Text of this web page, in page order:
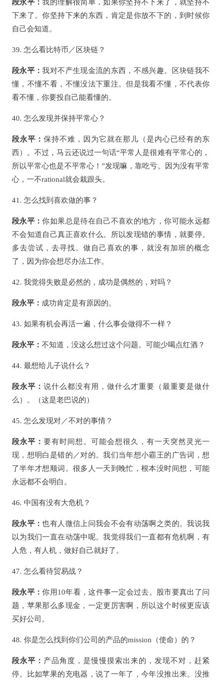
段永平：我的理解很简单，如果你坚持不下来了，就坚持不
下来了。你坚持下来的东西，肯定是你放不下的，到时候你
自己会知道。
39. 怎么看比特币／区块链？
段永平：我对不产生现金流的东西，不感兴趣。区块链我不
懂，不懂不看，不懂没法下重注。但是我看不懂，不代表你
看不懂，你要投自己能看懂的。
40. 怎么发现并保持平常心？
段永平： 保持不难，因为它就在那儿（是内心已经有的东
西）。不过，马云还说过一句话“平常人是很难有平常心的，
所以平常心也是不平常心！”发现嘛，靠吃亏。因为没有平常
心，一不rational就会栽跟头。
41. 怎么找到喜欢做的事？
段永平：你如果总是待在自己不喜欢的地方，你可能永远都
不会知道自己真正喜欢什么。所以发现错的事情，就要停。
多去尝试，去寻找。做自己喜欢的事，就没有加班的概念
了，因为你会想尽办法工作。
42. 我觉得失败是必然的，成功是偶然的，对吗？
段永平： 成功肯定是有原因的。
43. 如果有机会再活一遍，什么事会做得不一样？
段永平： 不知道，没这么想过这个问题。可能少喝点红酒？
44. 最想给儿子说什么？
段永平： 说什么都没有用，做什么才重要（最重要是做什
么）。（这是老巴说的）
45. 怎么发现对／不对的事情？
段永平： 要有时间想。可能会想很久，有一天突然灵光一
现，想明白是错的／对的。我们当年想小霸王的广告词，想
了半年才想顺词。很多人一天到晚忙，根本没时间想，可能
永远都不会明白。
46. 中国有没有大危机？
段永平：也有人微信上问我会不会有动荡啊之类的。我说我
以为我们一直在动荡中呢。我觉得我们一直都有危机啊，有
人危，有人机，做好自己就好了。
47. 怎么看待贸易战？
段永平：你用10年看，这件事一定会过去。股市要真出了问
题，苹果那么多现金，一定更厉害啊，所以这个时候更应该
买好公司。
48. 你是怎么找到你们公司的产品的mission（使命）的？
段永平： 产品角度，是慢慢摸索出来的，发现不对，赶紧
停。比如苹果的充电器，说了一年了，今年没推出来。没推